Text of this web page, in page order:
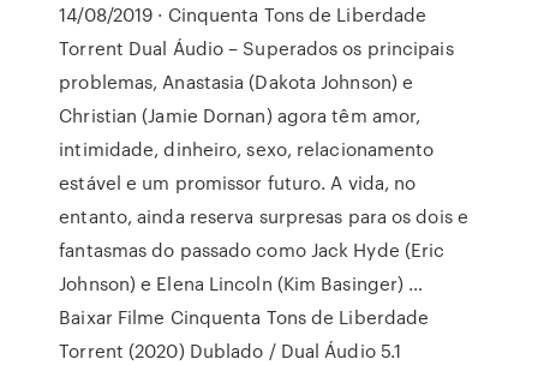
14/08/2019 · Cinquenta Tons de Liberdade
Torrent Dual Áudio – Superados os principais
problemas, Anastasia (Dakota Johnson) e
Christian (Jamie Dornan) agora têm amor,
intimidade, dinheiro, sexo, relacionamento
estável e um promissor futuro. A vida, no
entanto, ainda reserva surpresas para os dois e
fantasmas do passado como Jack Hyde (Eric
Johnson) e Elena Lincoln (Kim Basinger) …
Baixar Filme Cinquenta Tons de Liberdade
Torrent (2020) Dublado / Dual Áudio 5.1